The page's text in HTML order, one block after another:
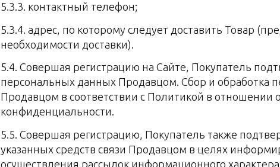
5.3.3. контактный телефон;
5.3.4. адрес, по которому следует доставить Товар
необходимости доставки).
5.4. Совершая регистрацию на Сайте, Покупатель
персональных данных Продавцом. Сбор и обработка
Продавцом в соответствии с Политикой в
конфиденциальности.
5.5. Совершая регистрацию, Покупатель также
указанных средств связи Продавцом в целях
осуществления рассылок информационного